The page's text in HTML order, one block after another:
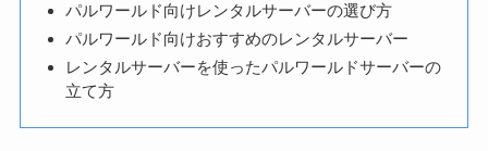
パルワールド向けレンタルサーバーの選び方
パルワールド向けおすすめのレンタルサーバー
レンタルサーバーを使ったパルワールドサーバーの
立て方